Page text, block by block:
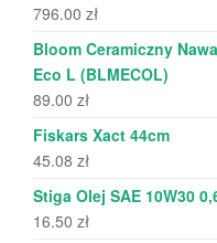
796.00 zł
Bloom Ceramiczny
Eco L (BLMECOL)
89.00 zł
Fiskars Xact 44cm
45.08 zł
Stiga Olej SAE 10W30
16.50 zł